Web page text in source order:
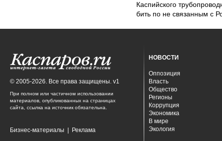
Каспийского
бить по не связанным с
© 2005-2026. Все права защищены. v1
При полном или частичном использовании
материалов, опубликованных на страницах
сайта, ссылка на источник обязательна.
Бизнес-материалы Реклама
НОВОСТИ
Оппозиция
Власть
Общество
Регионы
Коррупция
Экономика
В мире
Экология